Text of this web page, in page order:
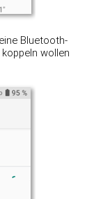
Bluetooth-
wollen